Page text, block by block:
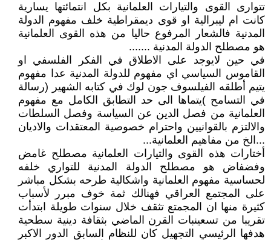
تتوارى القوى والتيارات العلمانية بكل انتمائتها يسارية
كانت ام ليبرالية او قوى ديمقراطية خلف مفهوم الدولة
المدنية فالشعار المرفوع حاليا من هذه القوى العلمانية
هو مصطلح الدولة المدنية .......
في حين لايوجد على الاطلاق في الفكر الفلسفي او
القاموس السياسي اي مفهوم للدولة المدنية عدا مفهوم
يتيم أطلقه الفيلسوف جون لوك في كتابه الشهير (رسالة
في التسامح )يتماها الى حد التطابق الكامل مع مفهوم
العلمانية من فصل الدين عن السياسة وفصل السلطات
والالتزم بالقوانيين واحترام خصوصية المعتقدات والاديان
...الخ من مفاهيم العلمانية...
أختارات هذه القوى والتيارات العلمانية مصطلح غامض
وفضفاض هو مصطلح الدولة المدنية للتواري خلفه
لحساسية مفهوم العلمانية واشكالية طرحه بشكل مباشر
على المجتمع العراقي فهنالك ثمة خوف مبرر ﻷسباب
كثيرة منها ان المجمتع تثقف خلال سنوات طويلة ابتدأت
تقريبا من تسعينبات القرن الماضي بثقافة دينية سطحية
هدفها الرئيسي التجهيل كان للنظام السابق الدور الاكبر